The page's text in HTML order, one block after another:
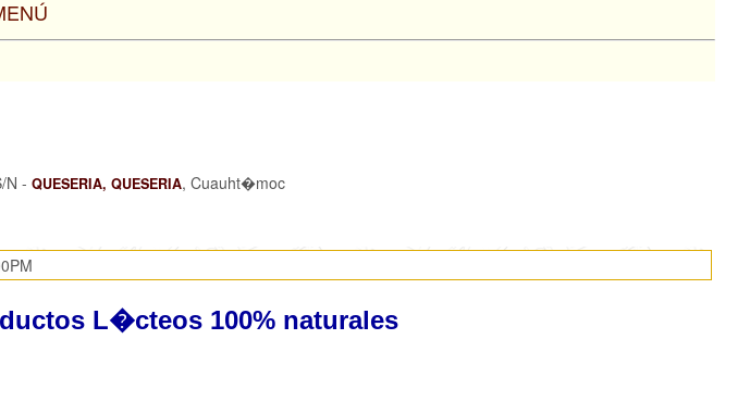
N - QUESERIA, QUESERIA, Cuauht�moc
L�cteos 100% naturales